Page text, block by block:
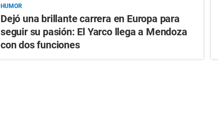
HUMOR
Dejó una brillante carrera en Europa para
seguir su pasión: El Yarco llega a Mendoza
con dos funciones